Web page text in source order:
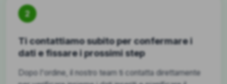
2
Ti contattiamo subito per confermare i
dati e fissare i prossimi step
Dopo l'ordine, il nostro team ti contatta direttamente